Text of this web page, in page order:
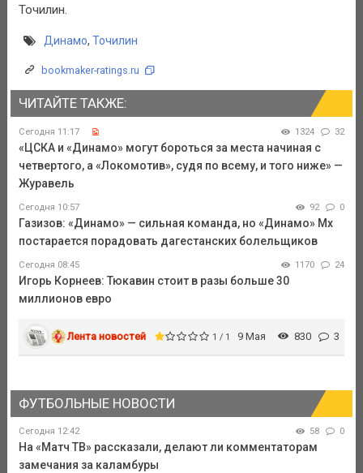
Точилин.
Динамо, Точилин
bookmaker-ratings.ru
ЧИТАЙТЕ ТАКЖЕ:
Сегодня 11:17 1324 32
«ЦСКА и «Динамо» могут бороться за места начиная с
четвертого, а «Локомотив», судя по всему, и того ниже» —
Журавель
Сегодня 10:57 92 0
Газизов: «Динамо» — сильная команда, но «Динамо» Мх
постарается порадовать дагестанских болельщиков
Сегодня 08:45 1170 24
Игорь Корнеев: Тюкавин стоит в разы больше 30
миллионов евро
Лента новостей 1 / 1 9 Мая 830 3
ФУТБОЛЬНЫЕ НОВОСТИ
Сегодня 12:42 58 0
На «Матч ТВ» рассказали, делают ли комментаторам
замечания за каламбуры